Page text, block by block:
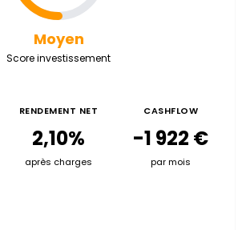
Moyen
Score investissement
RENDEMENT NET
2,10%
après charges
CASHFLOW
-1 922 €
par mois